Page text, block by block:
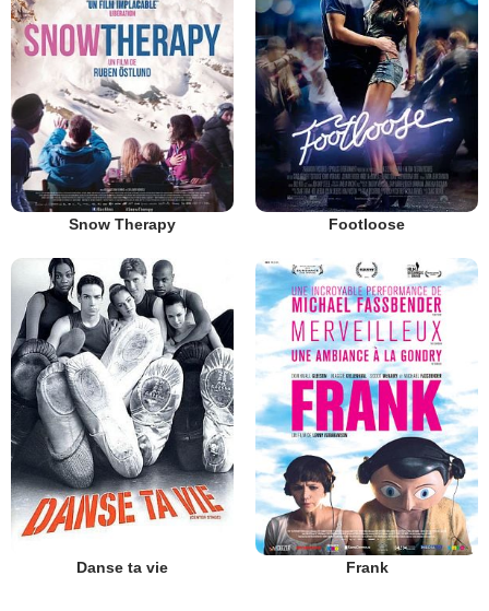
Snow Therapy Footloose
Danse ta vie Frank